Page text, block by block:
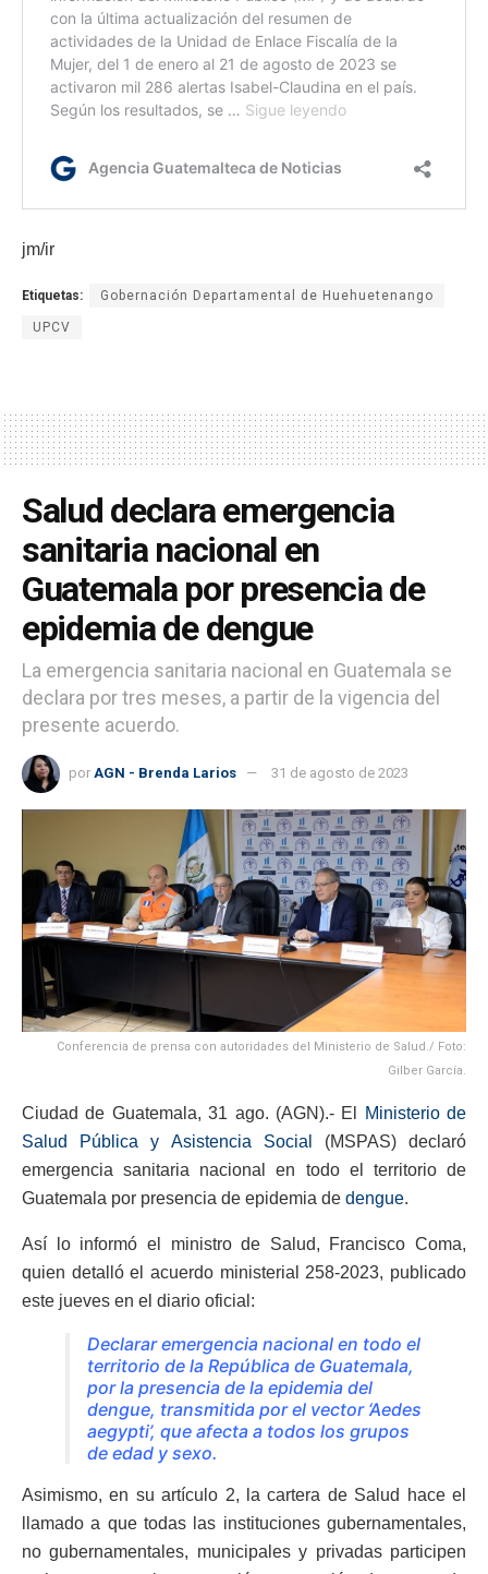
jm/ir
Etiquetas: Gobernación Departamental de Huehuetenango
UPCV
Salud declara emergencia
sanitaria nacional en
Guatemala por presencia de
epidemia de dengue
La emergencia sanitaria nacional en Guatemala se
declara por tres meses, a partir de la vigencia del
presente acuerdo.
por AGN - Brenda Larios 31 de agosto de 2023
Conferencia de prensa con autoridades del Ministerio de Salud./ Foto:
Gilber García.
Ciudad de Guatemala, 31 ago. (AGN).- El
Ministerio de
Salud Pública y Asistencia Social
(MSPAS) declaró
emergencia sanitaria nacional en todo el territorio de
Guatemala por presencia de epidemia de dengue.
Así lo informó el ministro de Salud, Francisco Coma,
quien detalló el acuerdo ministerial 258-2023, publicado
este jueves en el diario oficial:
Declarar emergencia nacional en todo el
territorio de la República de Guatemala,
por la presencia de la epidemia del
dengue, transmitida por el vector ‘Aedes
aegypti’, que afecta a todos los grupos
de edad y sexo.
Asimismo, en su artículo 2, la cartera de Salud hace el
llamado a que todas las instituciones gubernamentales,
no gubernamentales, municipales y privadas participen